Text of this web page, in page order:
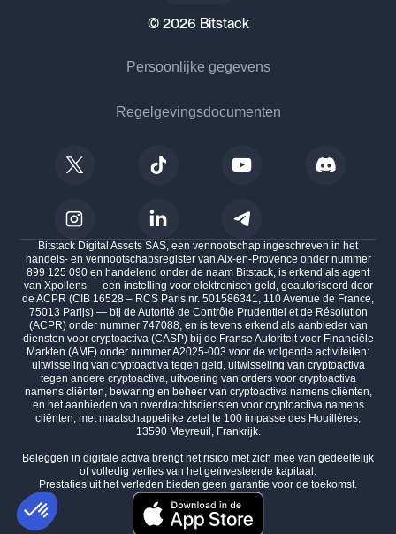
© 2026 Bitstack
Persoonlijke gegevens
Regelgevingsdocumenten
Bitstack Digital Assets SAS, een vennootschap ingeschreven in het
handels- en vennootschapsregister van Aix-en-Provence onder nummer
899 125 090 en handelend onder de naam Bitstack, is erkend als agent
van Xpollens — een instelling voor elektronisch geld, geautoriseerd door
de ACPR (CIB 16528 – RCS Paris nr. 501586341, 110 Avenue de France,
75013 Parijs) — bij de Autorité de Contrôle Prudentiel et de Résolution
(ACPR) onder nummer 747088, en is tevens erkend als aanbieder van
diensten voor cryptoactiva (CASP) bij de Franse Autoriteit voor Financiële
Markten (AMF) onder nummer A2025-003 voor de volgende activiteiten:
uitwisseling van cryptoactiva tegen geld, uitwisseling van cryptoactiva
tegen andere cryptoactiva, uitvoering van orders voor cryptoactiva
namens cliënten, bewaring en beheer van cryptoactiva namens cliënten,
en het aanbieden van overdrachtsdiensten voor cryptoactiva namens
cliënten, met maatschappelijke zetel te 100 impasse des Houillères,
13590 Meyreuil, Frankrijk.
Beleggen in digitale activa brengt het risico met zich mee van gedeeltelijk
of volledig verlies van het geïnvesteerde kapitaal.
Prestaties uit het verleden bieden geen garantie voor de toekomst.